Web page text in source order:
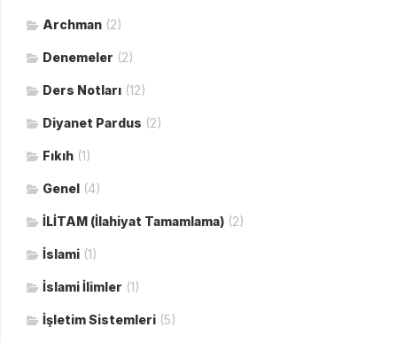
Archman (2)
Denemeler (2)
Ders Notları (12)
Diyanet Pardus (2)
Fıkıh (1)
Genel (4)
İLİTAM (İlahiyat Tamamlama) (2)
İslami (1)
İslami İlimler (1)
İşletim Sistemleri (5)